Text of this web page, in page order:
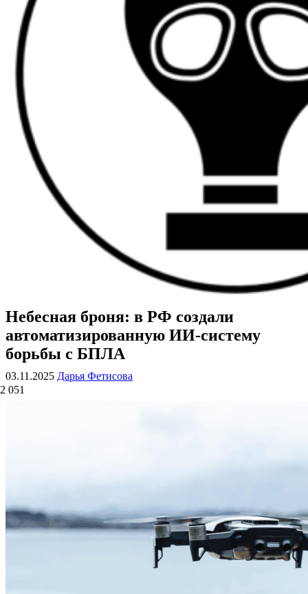
ВОЕННЫЕ СТРАНИЦЫ
СТАТЬИ ВОЕННОЙ ТЕМАТИКИ
Небесная броня: в РФ создали
автоматизированную ИИ-систему
борьбы с БПЛА
03.11.2025 Дарья Фетисова
2 051